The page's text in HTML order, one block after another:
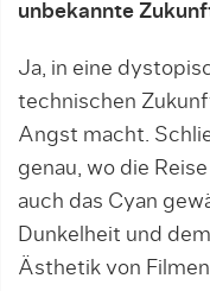
unbekannte
Ja, in eine
technischen
Angst macht.
genau, wo die
auch das Cyan
Dunkelheit und
Ästhetik von